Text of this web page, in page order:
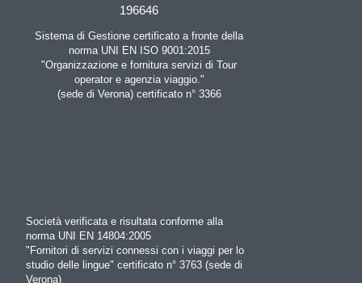
196646
Sistema di Gestione certificato a fronte della
norma UNI EN ISO 9001:2015
"Organizzazione e fornitura servizi di Tour
operator e agenzia viaggio."
(sede di Verona) certificato n° 3366
Società verificata e risultata conforme alla
norma UNI EN 14804:2005
"Fornitori di servizi connessi con i viaggi per lo
studio delle lingue" certificato n° 3763 (sede di
Verona)